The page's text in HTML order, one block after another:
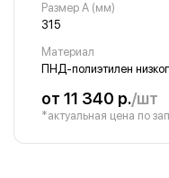
Размер A (мм)
315
Материал
от 11 340 р./шт
*актуальная цена по